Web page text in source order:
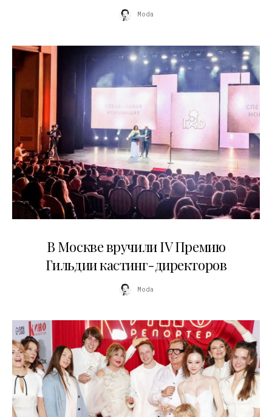
Moda
В Москве вручили IV Премию
Гильдии кастинг-директоров
Moda